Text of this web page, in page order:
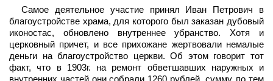
Самое деятельное участие принял Иван Петрович в
благоустройстве храма, для которого был заказан дубовый
иконостас, обновлено внутреннее убранство. Хотя и
церковный причет, и все прихожане жертвовали немалые
деньги на благоустройство церкви. Об этом говорит тот
факт, что в 1903г. на ремонт обветшавших наружных и